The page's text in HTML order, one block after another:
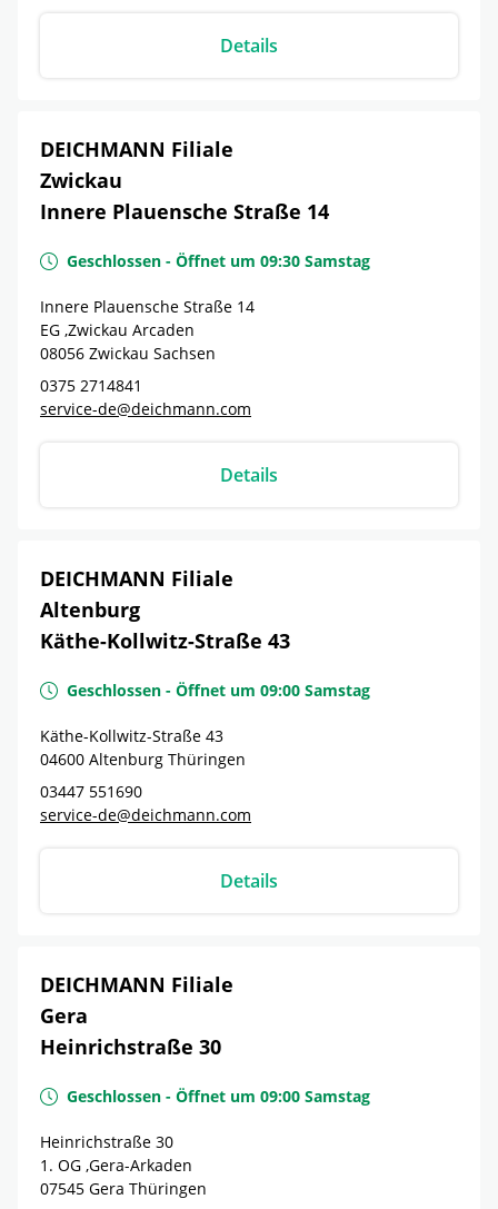
Details
DEICHMANN Filiale
Zwickau
Innere Plauensche Straße 14
Geschlossen - Öffnet um 09:30 Samstag
Innere Plauensche Straße 14
EG ,Zwickau Arcaden
08056 Zwickau Sachsen
0375 2714841
service-de@deichmann.com
Details
DEICHMANN Filiale
Altenburg
Käthe-Kollwitz-Straße 43
Geschlossen - Öffnet um 09:00 Samstag
Käthe-Kollwitz-Straße 43
04600 Altenburg Thüringen
03447 551690
service-de@deichmann.com
Details
DEICHMANN Filiale
Gera
Heinrichstraße 30
Geschlossen - Öffnet um 09:00 Samstag
Heinrichstraße 30
1. OG ,Gera-Arkaden
07545 Gera Thüringen